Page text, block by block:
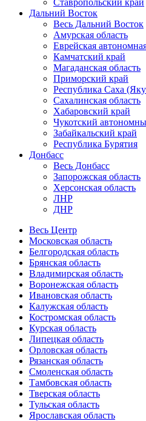
Ставропольский край
Дальний Восток
Весь Дальний Восток
Амурская область
Еврейская
Камчатский край
Магаданская область
Приморский край
Республика Саха
Сахалинская область
Хабаровский край
Чукотский
Забайкальский край
Республика Бурятия
Донбасс
Весь Донбасс
Запорожская область
Херсонская область
ЛНР
ДНР
Весь Центр
Московская область
Белгородская область
Брянская область
Владимирская область
Воронежская область
Ивановская область
Калужская область
Костромская область
Курская область
Липецкая область
Орловская область
Рязанская область
Смоленская область
Тамбовская область
Тверская область
Тульская область
Ярославская область